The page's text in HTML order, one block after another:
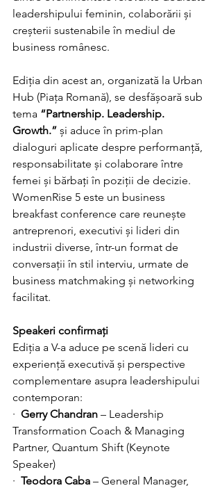
leadershipului feminin, colaborării și
creșterii sustenabile în mediul de
business românesc.
Ediția din acest an, organizată la Urban
Hub (Piața Romană), se desfășoară sub
tema “Partnership. Leadership.
Growth.” și aduce în prim-plan
dialoguri aplicate despre performanță,
responsabilitate și colaborare între
femei și bărbați în poziții de decizie.
WomenRise 5 este un business
breakfast conference care reunește
antreprenori, executivi și lideri din
industrii diverse, într-un format de
conversații în stil interviu, urmate de
business matchmaking și networking
facilitat.
Speakeri confirmați
Ediția a V-a aduce pe scenă lideri cu
experiență executivă și perspective
complementare asupra leadershipului
contemporan:
· Gerry Chandran – Leadership
Transformation Coach & Managing
Partner, Quantum Shift (Keynote
Speaker)
· Teodora Caba – General Manager,